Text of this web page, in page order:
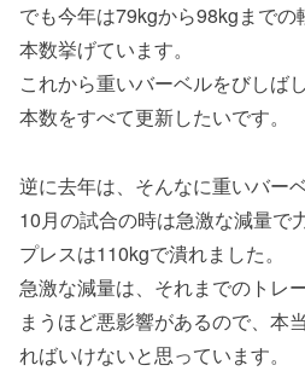
でも今年は79kgから98kgまで
本数挙げています。
これから重いバーベルをびしば
本数をすべて更新したいです。
逆に去年は、そんなに重いバー
10月の試合の時は急激な減量で
プレスは110kgで潰れました。
急激な減量は、それまでのトレ
まうほど悪影響があるので、本
ればいけないと思っています。